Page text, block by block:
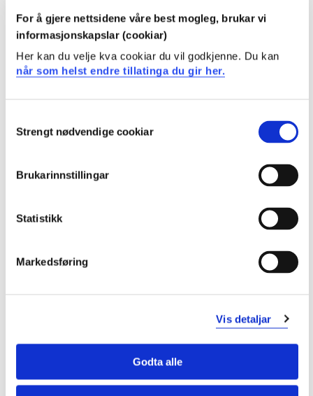
For å gjere nettsidene våre best mogleg, brukar vi
informasjonskapslar (cookiar)
Her kan du velje kva cookiar du vil godkjenne. Du kan
når som helst endre tillatinga du gir her.
Selection
Strengt nødvendige cookiar
Brukarinnstillingar
Statistikk
Markedsføring
Vis detaljar
Godta alle
Forklare de grunnleggende prinsippene i 3D-grafikk
Forklare virkemåten til relevant programkode
Utforme og skrive programkode for 3D-modeller
Finne fram i dokumentasjon for API og for
Generell kompetanse
Formidle grunnleggende begreper i faget gjennom
Anbefalte forkunnskaper
MAT100 eller MAT104 Grunnleggende matematikk,